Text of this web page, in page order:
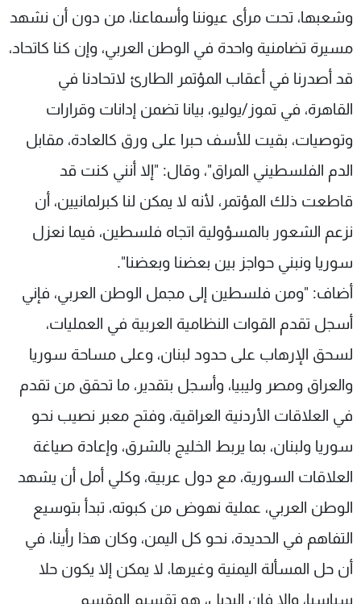
وشعبها، تحت مرأى عيوننا وأسماعنا، من دون أن نشهد
مسيرة تضامنية واحدة في الوطن العربي، وإن كنا كاتحاد،
قد أصدرنا في أعقاب المؤتمر الطارئ لاتحادنا في
القاهرة، في تموز/يوليو، بيانا تضمن إدانات وقرارات
وتوصيات، بقيت للأسف حبرا على ورق كالعادة، مقابل
الدم الفلسطيني المراق"، وقال: "إلا أنني كنت قد
قاطعت ذلك المؤتمر، لأنه لا يمكن لنا كبرلمانيين، أن
نزعم الشعور بالمسؤولية اتجاه فلسطين، فيما نعزل
سوريا ونبني حواجز بين بعضنا وبعضنا".
أضاف: "ومن فلسطين إلى مجمل الوطن العربي، فإني
أسجل تقدم القوات النظامية العربية في العمليات،
لسحق الإرهاب على حدود لبنان، وعلى مساحة سوريا
والعراق ومصر وليبيا، وأسجل بتقدير، ما تحقق من تقدم
في العلاقات الأردنية العراقية، وفتح معبر نصيب نحو
سوريا ولبنان، بما يربط الخليج بالشرق، وإعادة صياغة
العلاقات السورية، مع دول عربية، وكلي أمل أن يشهد
الوطن العربي، عملية نهوض من كبوته، تبدأ بتوسيع
التفاهم في الحديدة، نحو كل اليمن، وكان هذا رأينا، في
أن حل المسألة اليمنية وغيرها، لا يمكن إلا يكون حلا
سياسيا، وإلا فإن البديل، هو تقسيم المقسم